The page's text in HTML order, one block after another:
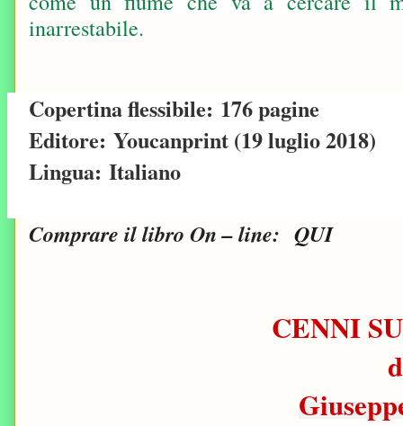
inarrestabile.
Copertina flessibile: 176 pagine
Editore: Youcanprint (19 luglio 2018)
Lingua: Italiano
Comprare il libro On – line: QUI
CENNI